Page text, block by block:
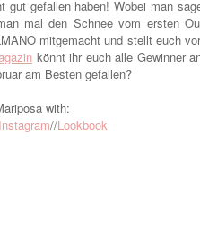
gefallen haben! Wobei man
mal den Schnee vom ersten
mitgemacht und stellt euch
könnt ihr euch alle Gewinner
am Besten gefallen?
with:
Instagram//Lookbook